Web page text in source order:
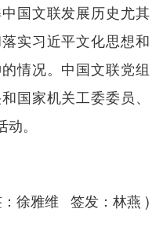
国文联发展历史尤其
实习近平文化思想和
情况。中国文联党组
国家机关工委委员、
。
徐雅维 签发：林燕 )